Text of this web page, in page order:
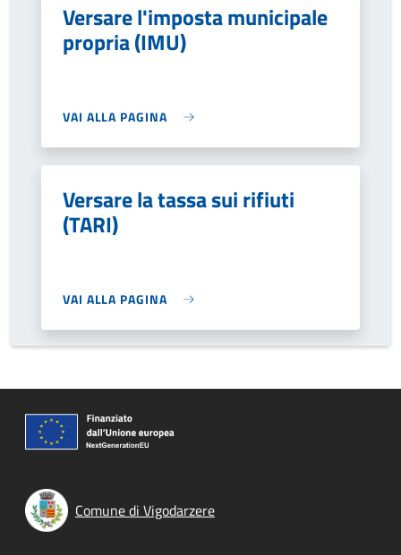
Versare l'imposta municipale
propria (IMU)
VAI ALLA PAGINA
Versare la tassa sui rifiuti
(TARI)
VAI ALLA PAGINA
Comune di Vigodarzere